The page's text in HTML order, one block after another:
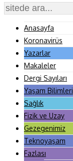
Anasayfa
Koronavirüs
Yazarlar
Makaleler
Dergi Sayıları
Yaşam Bilimleri
Sağlık
Fizik ve Uzay
Gezegenimiz
Teknoyaşam
Fazlası